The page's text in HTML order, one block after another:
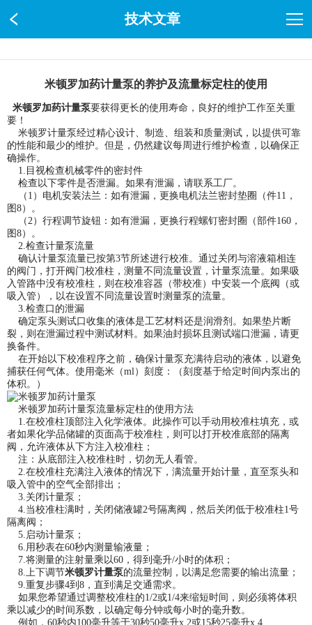
技术文章
米顿罗加药计量泵的养护及流量标定柱的使用
米顿罗加药计量泵要获得更长的使用寿命，良好的维护工作至关重
要！
米顿罗计量泵经过精心设计、制造、组装和质量测试，以提供可靠
的性能和最少的维护。但是，仍然建议每周进行维护检查，以确保正
确操作。
1.目视检查机械零件的密封件
检查以下零件是否泄漏。如果有泄漏，请联系工厂。
（1）电机安装法兰：如有泄漏，更换电机法兰密封垫圈（件11，
图8）。
（2）行程调节旋钮：如有泄漏，更换行程螺钉密封圈（部件160，
图8）。
2.检查计量泵流量
确认计量泵流量已按第3节所述进行校准。通过关闭与溶液箱相连
的阀门，打开阀门校准柱，测量不同流量设置，计量泵流量。如果吸
入管路中没有校准柱，则在校准容器（带校准）中安装一个底阀（或
吸入管），以在设置不同流量设置时测量泵的流量。
3.检查口的泄漏
确定泵头测试口收集的液体是工艺材料还是润滑剂。如果垫片断
裂，则在泄漏过程中测试材料。如果油封损坏且测试端口泄漏，请更
换备件。
在开始以下校准程序之前，确保计量泵充满待启动的液体，以避免
捕获任何气体。使用毫米（ml）刻度：（刻度基于给定时间内泵出的
体积。）
米顿罗加药计量泵流量标定柱的使用方法
1.在校准柱顶部注入化学液体。此操作可以手动用校准柱填充，或
者如果化学品储罐的页面高于校准柱，则可以打开校准底部的隔离
阀，允许液体从下方注入校准柱；
注：从底部注入校准柱时，切勿无人看管。
2.在校准柱充满注入液体的情况下，满流量开始计量，直至泵头和
吸入管中的空气全部排出；
3.关闭计量泵；
4.当校准柱满时，关闭储液罐2号隔离阀，然后关闭低于校准柱1号
隔离阀；
5.启动计量泵；
6.用秒表在60秒内测量输液量；
7.将测量的注射量乘以60，得到毫升/小时的体积；
8.上下调节米顿罗计量泵的流量控制，以满足您需要的输出流量；
9.重复步骤4到8，直到满足交通需求。
如果您希望通过调整校准柱的1/2或1/4来缩短时间，则必须将体积
乘以减少的时间系数，以确定每分钟或每小时的毫升数。
例如，60秒内100毫升等于30秒50毫升x 2或15秒25毫升x 4